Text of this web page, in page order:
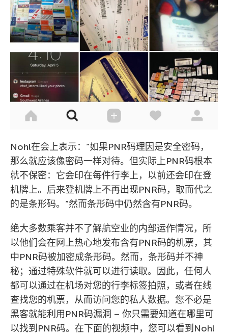
Nohl在会上表示：”如果PNR码理因是安全密码，
那么就应该像密码一样对待。但实际上PNR码根本
就不保密：它会印在每件行李上，以前还会印在登
机牌上。后来登机牌上不再出现PNR码，取而代之
的是条形码。”然而条形码中仍然含有PNR码。
绝大多数乘客并不了解航空业的内部运作情况，所
以他们会在网上热心地发布含有PNR码的机票，其
中PNR码被加密成条形码。然而，条形码并不神
秘；通过特殊软件就可以进行读取。因此，任何人
都可以通过在机场对您的行李标签拍照，或者在线
查找您的机票，从而访问您的私人数据。您不必是
黑客就能利用PNR码漏洞 – 你只需要知道在哪里可
以找到PNR码。在下面的视频中，您可以看到Nohl